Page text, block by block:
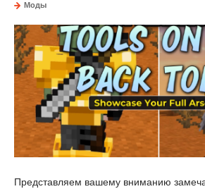
Моды
Представляем вашему вниманию